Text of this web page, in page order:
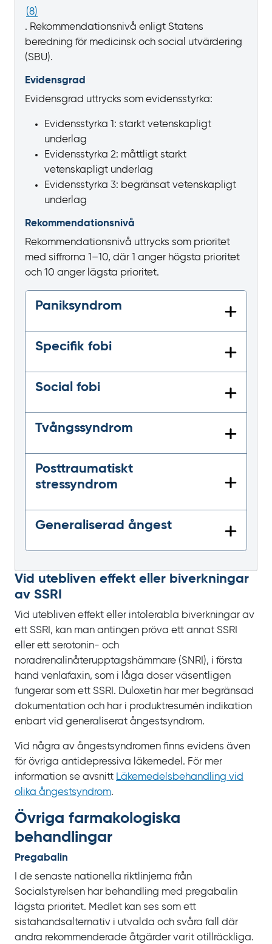
(8)
. Rekommendationsnivå enligt Statens
beredning för medicinsk och social utvärdering
(SBU).
Evidensgrad
Evidensgrad uttrycks som evidensstyrka:
Evidensstyrka 1: starkt vetenskapligt
underlag
Evidensstyrka 2: måttligt starkt
vetenskapligt underlag
Evidensstyrka 3: begränsat vetenskapligt
underlag
Rekommendationsnivå
Rekommendationsnivå uttrycks som prioritet
med siffrorna 1–10, där 1 anger högsta prioritet
och 10 anger lägsta prioritet.
Paniksyndrom
Specifik fobi
Social fobi
Tvångssyndrom
Posttraumatiskt
stressyndrom
Generaliserad ångest
Vid utebliven effekt eller biverkningar
av SSRI
Vid utebliven effekt eller intolerabla biverkningar av
ett SSRI, kan man antingen pröva ett annat SSRI
eller ett serotonin- och
noradrenalinåterupptagshämmare (SNRI), i första
hand venlafaxin, som i låga doser väsentligen
fungerar som ett SSRI. Duloxetin har mer begränsad
dokumentation och har i produktresumén indikation
enbart vid generaliserat ångestsyndrom.
Vid några av ångestsyndromen finns evidens även
för övriga antidepressiva läkemedel. För mer
information se avsnitt Läkemedelsbehandling vid
olika ångestsyndrom.
Övriga farmakologiska
behandlingar
Pregabalin
I de senaste nationella riktlinjerna från
Socialstyrelsen har behandling med pregabalin
lägsta prioritet. Medlet kan ses som ett
sistahandsalternativ i utvalda och svåra fall där
andra rekommenderade åtgärder varit otillräckliga.